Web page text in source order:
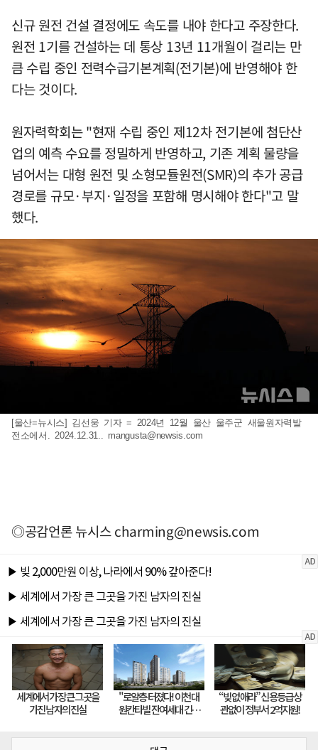
신규 원전 건설 결정에도 속도를 내야 한다고 주장한다.
원전 1기를 건설하는 데 통상 13년 11개월이 걸리는 만
큼 수립 중인 전력수급기본계획(전기본)에 반영해야 한
다는 것이다.
원자력학회는 "현재 수립 중인 제12차 전기본에 첨단산
업의 예측 수요를 정밀하게 반영하고, 기존 계획 물량을
넘어서는 대형 원전 및 소형모듈원전(SMR)의 추가 공급
경로를 규모·부지·일정을 포함해 명시해야 한다"고 말
했다.
[울산=뉴시스] 김선웅 기자 = 2024년 12월 울산 울주군 새울원자력발
전소에서. 2024.12.31.. mangusta@newsis.com
◎공감언론 뉴시스charming@newsis.com